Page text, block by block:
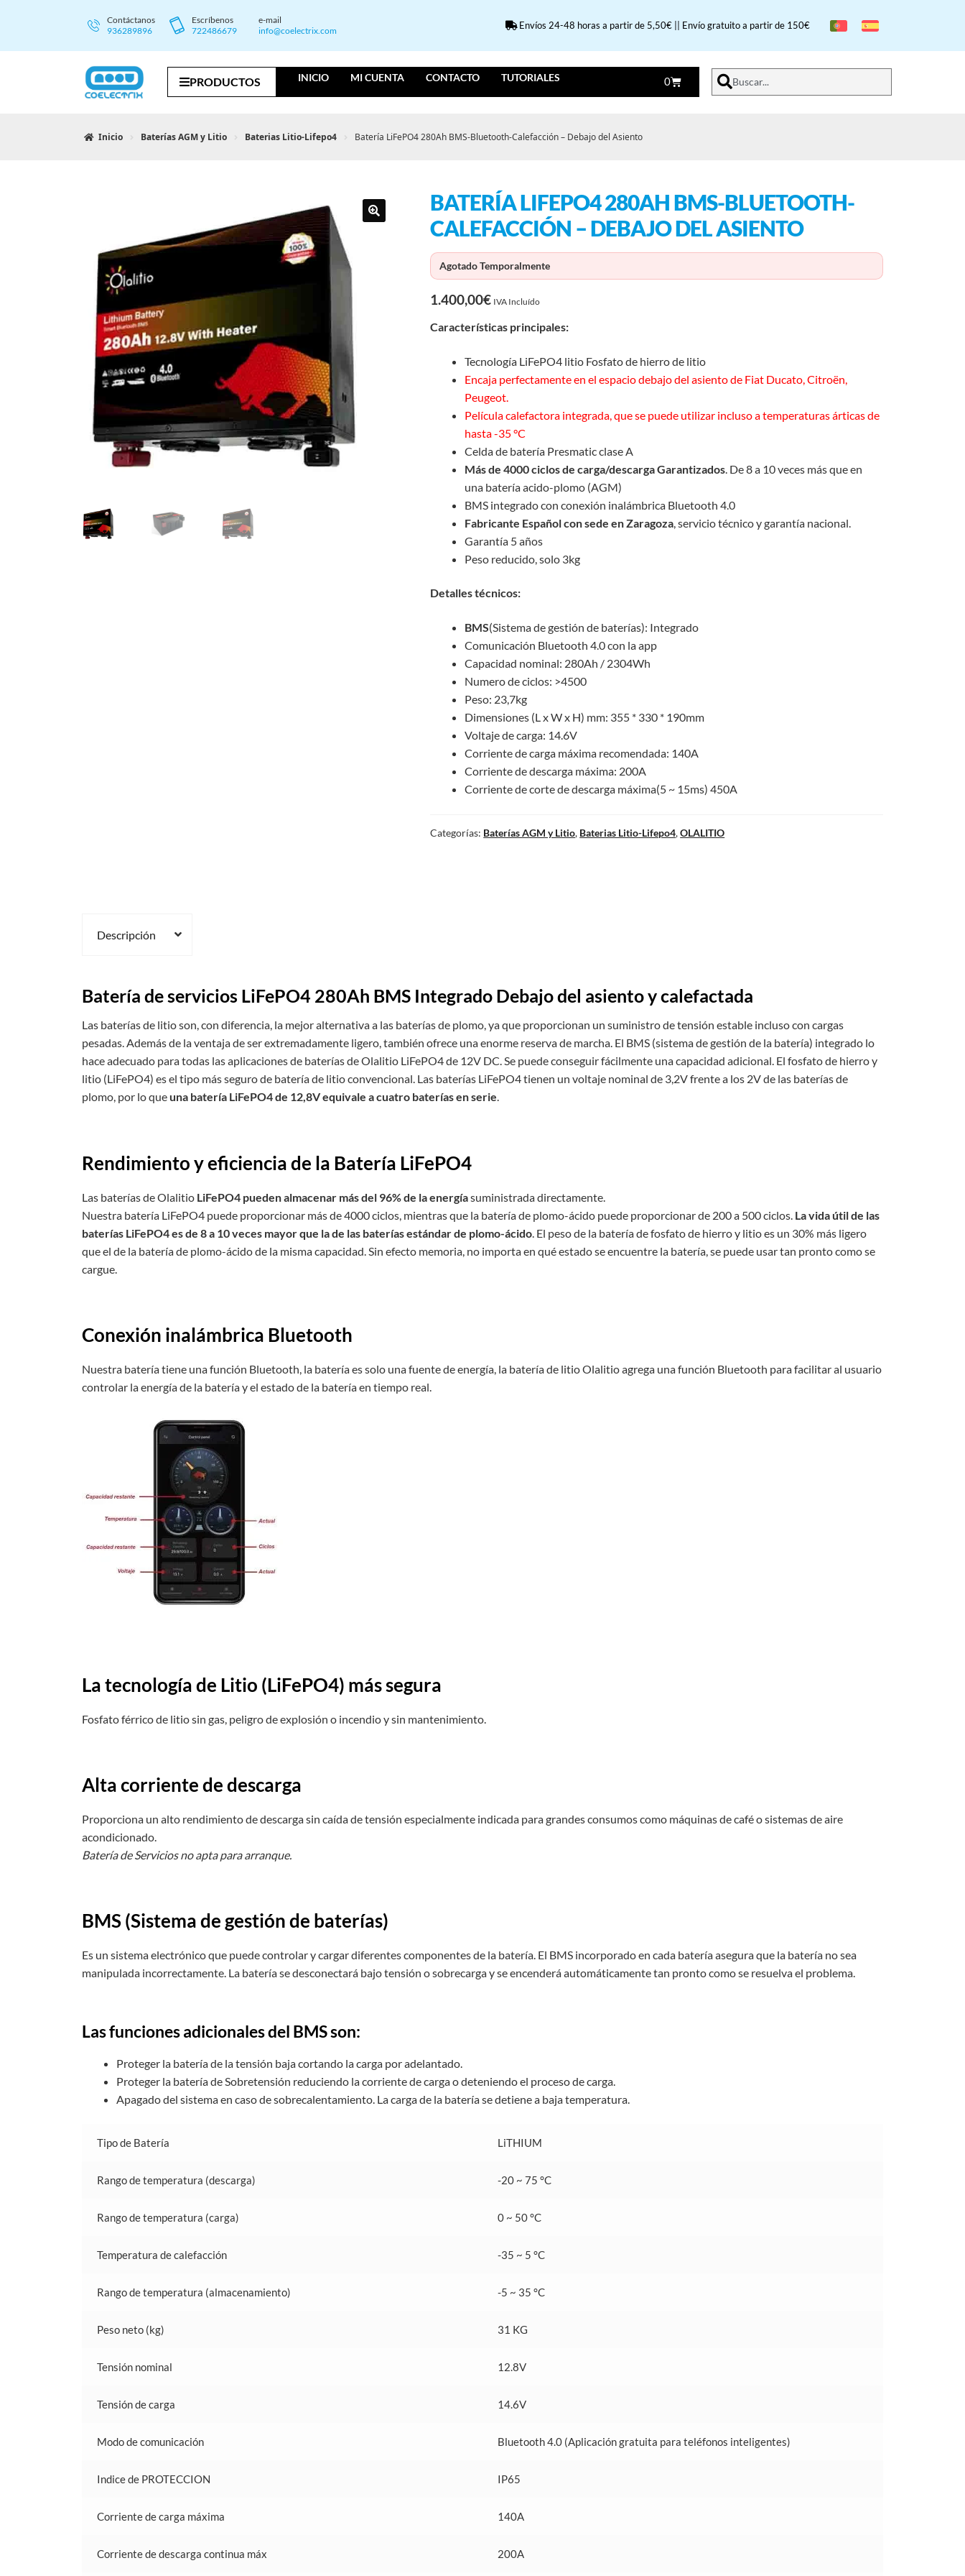
Contáctanos
936289896
Escríbenos
722486679
e-mail
info@coelectrix.com
Envíos 24-48 horas a partir de 5,50€ || Envío gratuito a partir de 150€
PRODUCTOS INICIO MI CUENTA CONTACTO TUTORIALES 0 Buscar...
Inicio Baterías AGM y Litio Baterias Litio-Lifepo4 Batería LiFePO4 280Ah BMS-Bluetooth-Calefacción – Debajo del Asiento
BATERÍA LIFEPO4 280AH BMS-BLUETOOTH-
CALEFACCIÓN – DEBAJO DEL ASIENTO
Agotado Temporalmente
1.400,00€ IVA Incluído
Características principales:
Tecnología LiFePO4 litio Fosfato de hierro de litio
Encaja perfectamente en el espacio debajo del asiento de Fiat Ducato, Citroën,
Peugeot.
Película calefactora integrada, que se puede utilizar incluso a temperaturas árticas de
hasta -35 °C
Celda de batería Presmatic clase A
Más de 4000 ciclos de carga/descarga Garantizados . De 8 a 10 veces más que en
una batería acido-plomo (AGM)
BMS integrado con conexión inalámbrica Bluetooth 4.0
Fabricante Español con sede en Zaragoza , servicio técnico y garantía nacional.
Garantía 5 años
Peso reducido, solo 3kg
Detalles técnicos:
BMS(Sistema de gestión de baterías): Integrado
Comunicación Bluetooth 4.0 con la app
Capacidad nominal: 280Ah / 2304Wh
Numero de ciclos: >4500
Peso: 23,7kg
Dimensiones (L x W x H) mm: 355 * 330 * 190mm
Voltaje de carga: 14.6V
Corriente de carga máxima recomendada: 140A
Corriente de descarga máxima: 200A
Corriente de corte de descarga máxima(5 ~ 15ms) 450A
Categorías: Baterías AGM y Litio, Baterias Litio-Lifepo4,OLALITIO
Descripción
Batería de servicios LiFePO4 280Ah BMS Integrado Debajo del asiento y calefactada
Las baterías de litio son, con diferencia, la mejor alternativa a las baterías de plomo, ya que proporcionan un suministro de tensión estable incluso con cargas
pesadas. Además de la ventaja de ser extremadamente ligero, también ofrece una enorme reserva de marcha. El BMS (sistema de gestión de la batería) integrado lo
hace adecuado para todas las aplicaciones de baterías de Olalitio LiFePO4 de 12V DC. Se puede conseguir fácilmente una capacidad adicional. El fosfato de hierro y
litio (LiFePO4) es el tipo más seguro de batería de litio convencional. Las baterías LiFePO4 tienen un voltaje nominal de 3,2V frente a los 2V de las baterías de
plomo, por lo que una batería LiFePO4 de 12,8V equivale a cuatro baterías en serie.
Rendimiento y eficiencia de la Batería LiFePO4
Las baterías de Olalitio LiFePO4 pueden almacenar más del 96% de la energíasuministrada directamente.
Nuestra batería LiFePO4 puede proporcionar más de 4000 ciclos, mientras que la batería de plomo-ácido puede proporcionar de 200 a 500 ciclos. La vida útil de las
baterías LiFePO4 es de 8 a 10 veces mayor que la de las baterías estándar de plomo-ácido. El peso de la batería de fosfato de hierro y litio es un 30% más ligero
que el de la batería de plomo-ácido de la misma capacidad. Sin efecto memoria, no importa en qué estado se encuentre la batería, se puede usar tan pronto como se
cargue.
Conexión inalámbrica Bluetooth
Nuestra batería tiene una función Bluetooth, la batería es solo una fuente de energía, la batería de litio Olalitio agrega una función Bluetooth para facilitar al usuario
controlar la energía de la batería y el estado de la batería en tiempo real.
La tecnología de Litio (LiFePO4) más segura
Fosfato férrico de litio sin gas, peligro de explosión o incendio y sin mantenimiento.
Alta corriente de descarga
Proporciona un alto rendimiento de descarga sin caída de tensión especialmente indicada para grandes consumos como máquinas de café o sistemas de aire
acondicionado.
Batería de Servicios no apta para arranque.
BMS (Sistema de gestión de baterías)
Es un sistema electrónico que puede controlar y cargar diferentes componentes de la batería. El BMS incorporado en cada batería asegura que la batería no sea
manipulada incorrectamente. La batería se desconectará bajo tensión o sobrecarga y se encenderá automáticamente tan pronto como se resuelva el problema.
Las funciones adicionales del BMS son:
Proteger la batería de la tensión baja cortando la carga por adelantado.
Proteger la batería de Sobretensión reduciendo la corriente de carga o deteniendo el proceso de carga.
Apagado del sistema en caso de sobrecalentamiento. La carga de la batería se detiene a baja temperatura.
Tipo de Batería LiTHIUM
Rango de temperatura (descarga) -20 ~ 75 °C
Rango de temperatura (carga) 0 ~ 50 °C
Temperatura de calefacción -35 ~ 5 °C
Rango de temperatura (almacenamiento) -5 ~ 35 °C
Peso neto (kg) 31 KG
Tensión nominal 12.8V
Tensión de carga 14.6V
Modo de comunicación Bluetooth 4.0 (Aplicación gratuita para teléfonos inteligentes)
Indice de PROTECCION IP65
Corriente de carga máxima 140A
Corriente de descarga continua máx 200A